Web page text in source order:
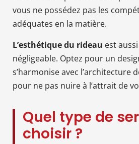
vous ne possédez pas les
adéquates en la matière.
L’esthétique du rideau est
négligeable. Optez pour un
s’harmonise avec l’architecture
pour ne pas nuire à l’attrait de
Quel type de
choisir ?